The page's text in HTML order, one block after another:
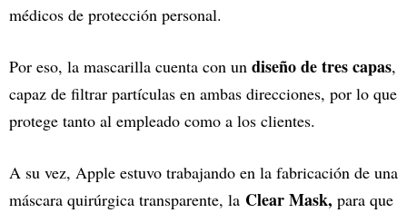
médicos de protección personal.
Por eso, la mascarilla cuenta con un diseño de tres capas,
capaz de filtrar partículas en ambas direcciones, por lo que
protege tanto al empleado como a los clientes.
A su vez, Apple estuvo trabajando en la fabricación de una
máscara quirúrgica transparente, la Clear Mask, para que